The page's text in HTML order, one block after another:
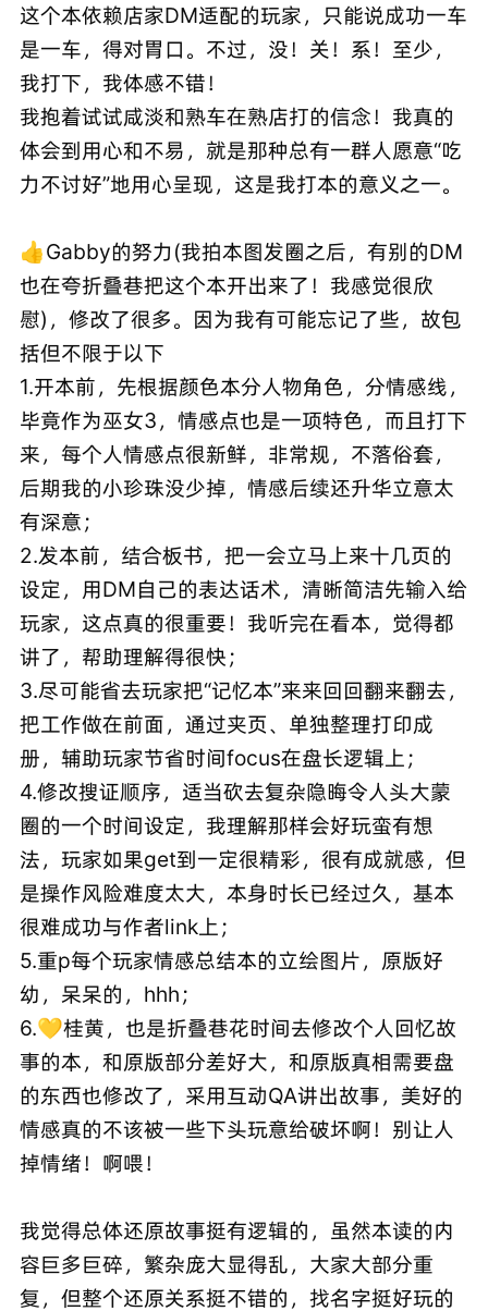
这个本依赖店家DM适配的玩家，只能说成功一车
是一车，得对胃口。不过，没！关！系！至少，
我打下，我体感不错！
我抱着试试咸淡和熟车在熟店打的信念！我真的
体会到用心和不易，就是那种总有一群人愿意“吃
力不讨好”地用心呈现，这是我打本的意义之一。
👍Gabby的努力(我拍本图发圈之后，有别的DM
也在夸折叠巷把这个本开出来了！我感觉很欣
慰)，修改了很多。因为我有可能忘记了些，故包
括但不限于以下
1.开本前，先根据颜色本分人物角色，分情感线，
毕竟作为巫女3，情感点也是一项特色，而且打下
来，每个人情感点很新鲜，非常规，不落俗套，
后期我的小珍珠没少掉，情感后续还升华立意太
有深意；
2.发本前，结合板书，把一会立马上来十几页的
设定，用DM自己的表达话术，清晰简洁先输入给
玩家，这点真的很重要！我听完在看本，觉得都
讲了，帮助理解得很快；
3.尽可能省去玩家把“记忆本”来来回回翻来翻去，
把工作做在前面，通过夹页、单独整理打印成
册，辅助玩家节省时间focus在盘长逻辑上；
4.修改搜证顺序，适当砍去复杂隐晦令人头大蒙
圈的一个时间设定，我理解那样会好玩蛮有想
法，玩家如果get到一定很精彩，很有成就感，但
是操作风险难度太大，本身时长已经过久，基本
很难成功与作者link上；
5.重p每个玩家情感总结本的立绘图片，原版好
幼，呆呆的，hhh；
6.💛桂黄，也是折叠巷花时间去修改个人回忆故
事的本，和原版部分差好大，和原版真相需要盘
的东西也修改了，采用互动QA讲出故事，美好的
情感真的不该被一些下头玩意给破坏啊！别让人
掉情绪！啊喂！
我觉得总体还原故事挺有逻辑的，虽然本读的内
容巨多巨碎，繁杂庞大显得乱，大家大部分重
复，但整个还原关系挺不错的，找名字挺好玩的